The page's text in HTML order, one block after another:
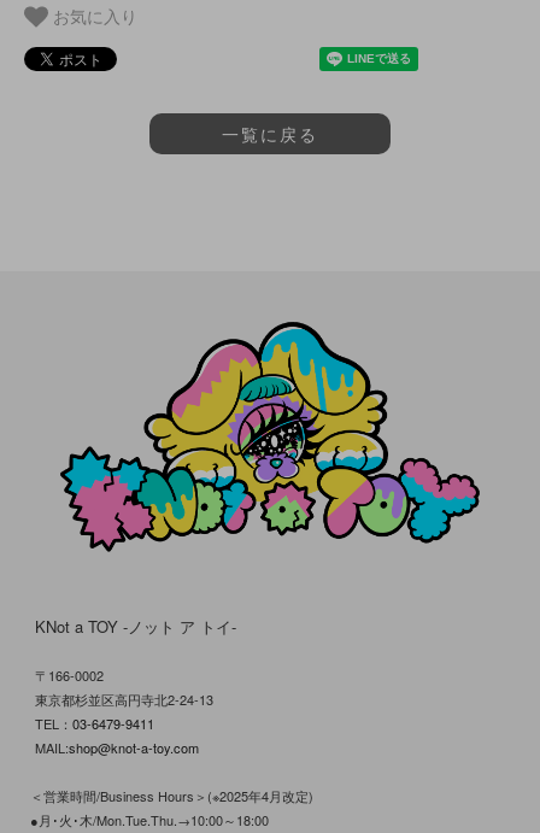
お気に入り
一覧に戻る
KNot a TOY -ノット ア トイ-
〒166-0002
東京都杉並区高円寺北2-24-13
TEL： 03-6479-9411
MAIL:shop@knot-a-toy.com
＜営業時間/Business Hours＞(※2025年4月改定)
●月･火･木/Mon.Tue.Thu.→10:00～18:00